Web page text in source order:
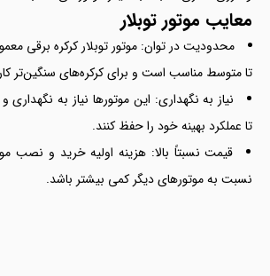
معایب موتور توبلار
محدودیت در توان: موتور توبلار کرکره برقی
تا متوسط مناسب است و برای کرکره‌های سنگین‌تر
نیاز به نگهداری: این موتورها نیاز به نگهداری
تا عملکرد بهینه خود را حفظ کنند.
قیمت نسبتاً بالا: هزینه اولیه خرید و نصب
نسبت به موتورهای دیگر کمی بیشتر باشد.